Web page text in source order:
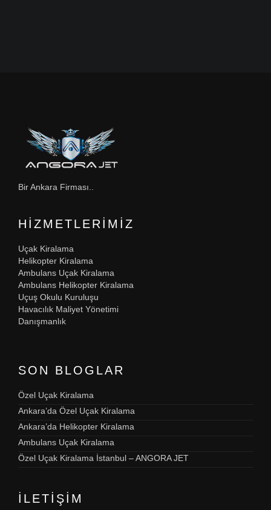
Bir Ankara Firması..
HIZMETLERIMIZ
Uçak Kiralama
Helikopter Kiralama
Ambulans Uçak Kiralama
Ambulans Helikopter Kiralama
Uçuş Okulu Kuruluşu
Havacılık Maliyet Yönetimi
Danışmanlık
SON BLOGLAR
Özel Uçak Kiralama
Ankara’da Özel Uçak Kiralama
Ankara’da Helikopter Kiralama
Ambulans Uçak Kiralama
Özel Uçak Kiralama İstanbul – ANGORA JET
İLETIŞIM